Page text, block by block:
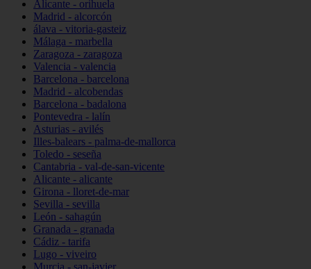
Alicante - orihuela
Madrid - alcorcón
álava - vitoria-gasteiz
Málaga - marbella
Zaragoza - zaragoza
Valencia - valencia
Barcelona - barcelona
Madrid - alcobendas
Barcelona - badalona
Pontevedra - lalín
Asturias - avilés
Illes-balears - palma-de-mallorca
Toledo - seseña
Cantabria - val-de-san-vicente
Alicante - alicante
Girona - lloret-de-mar
Sevilla - sevilla
León - sahagún
Granada - granada
Cádiz - tarifa
Lugo - viveiro
Murcia - san-javier